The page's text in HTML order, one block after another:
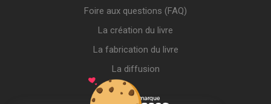
Foire aux questions (FAQ)
La création du livre
La fabrication du livre
La diffusion